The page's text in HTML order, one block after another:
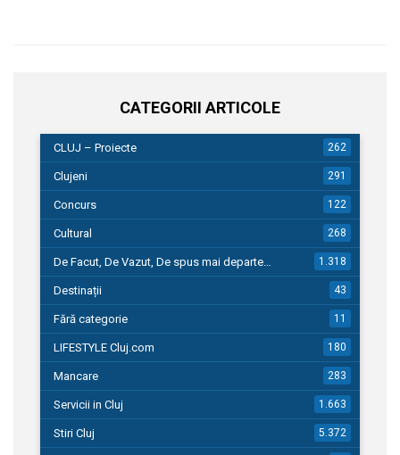
CATEGORII ARTICOLE
CLUJ – Proiecte 262
Clujeni 291
Concurs 122
Cultural 268
De Facut, De Vazut, De spus mai departe… 1.318
Destinații 43
Fără categorie 11
LIFESTYLE Cluj.com 180
Mancare 283
Servicii in Cluj 1.663
Stiri Cluj 5.372